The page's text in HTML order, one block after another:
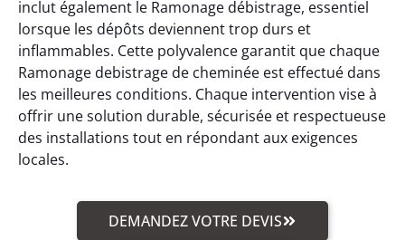
inclut également le Ramonage débistrage, essentiel
lorsque les dépôts deviennent trop durs et
inflammables. Cette polyvalence garantit que chaque
Ramonage debistrage de cheminée est effectué dans
les meilleures conditions. Chaque intervention vise à
offrir une solution durable, sécurisée et respectueuse
des installations tout en répondant aux exigences
locales.
DEMANDEZ VOTRE DEVIS